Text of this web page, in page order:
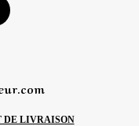
DE LIVRAISON